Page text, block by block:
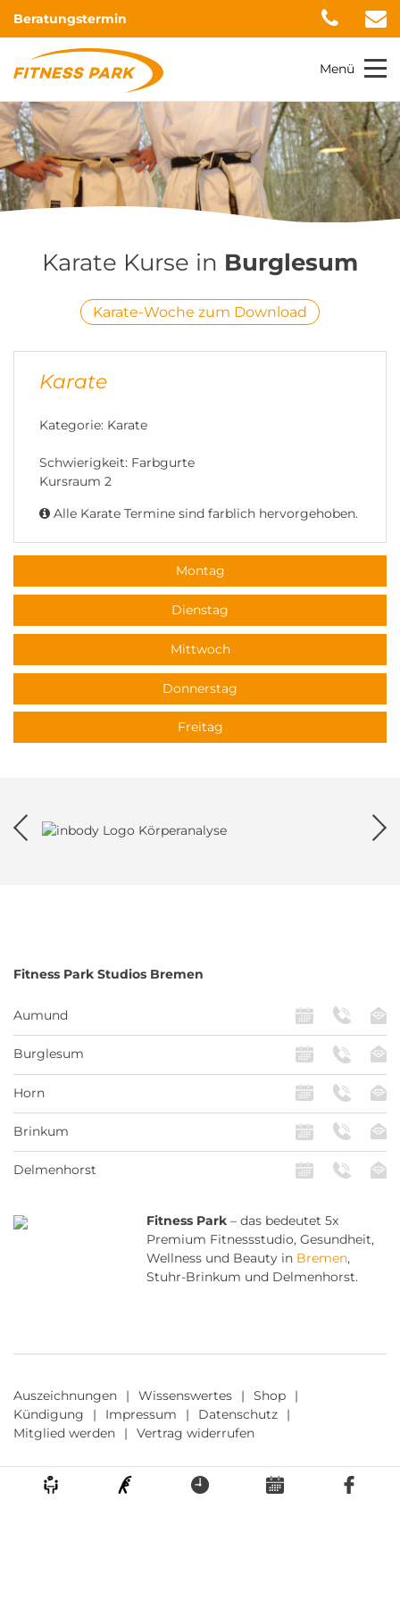
Beratungstermin
Menü
Karate Kurse in Burglesum
Karate-Woche zum Download
Karate
Kategorie: Karate
Schwierigkeit: Farbgurte
Kursraum 2
Alle Karate Termine sind farblich hervorgehoben.
Montag
Dienstag
Mittwoch
Donnerstag
Freitag
Fitness Park Studios Bremen
Aumund
Burglesum
Horn
Brinkum
Delmenhorst
Fitness Park – das bedeutet 5x
Premium Fitnessstudio, Gesundheit,
Wellness und Beauty in Bremen,
Stuhr-Brinkum und Delmenhorst.
Auszeichnungen Wissenswertes
Shop
Kündigung
Impressum
Datenschutz
Mitglied werden
Vertrag widerrufen